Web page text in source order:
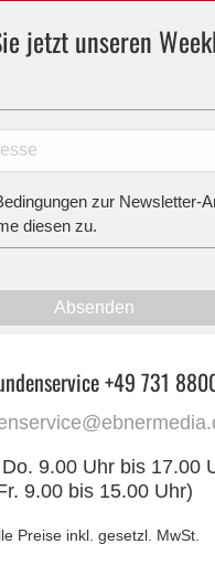
jetzt unseren
zur Newsletter-
diesen zu.
Absenden
+49 731
9.00 Uhr bis 17.00
9.00 bis 15.00 Uhr)
Preise inkl. gesetzl. MwSt.